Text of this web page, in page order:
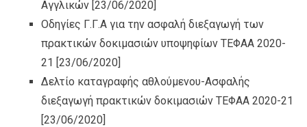
Αγγλικών [23/06/2020]
Οδηγίες Γ.Γ.Α για την ασφαλή διεξαγωγή των
πρακτικών δοκιμασιών υποψηφίων ΤΕΦΑΑ 2020-
21 [23/06/2020]
Δελτίο καταγραφής αθλούμενου-Ασφαλής
διεξαγωγή πρακτικών δοκιμασιών ΤΕΦΑΑ 2020-21
[23/06/2020]